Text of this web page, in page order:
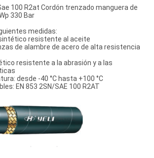
100 R2at Cordón trenzado manguera de
330 Bar
medidas:
resistente al aceite
de alambre de acero de alta resistencia
resistente a la abrasión y a las
desde -40 °C hasta +100 °C
EN 853 2SN/SAE 100 R2AT